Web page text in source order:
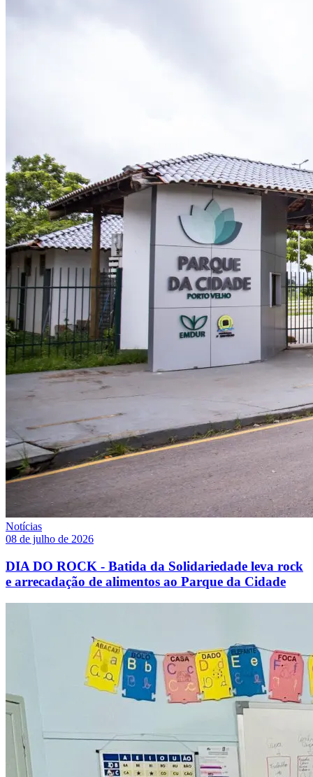
Notícias
08 de julho de 2026
DIA DO ROCK - Batida da Solidariedade leva rock
e arrecadação de alimentos ao Parque da Cidade